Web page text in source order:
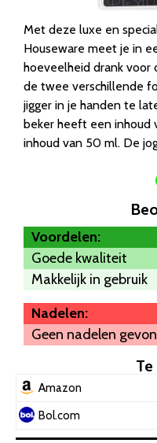
Met deze luxe en
Houseware meet je in
hoeveelheid drank voor
de twee verschillende
jigger in je handen te
beker heeft een inhoud
inhoud van 50 ml. De
Voordelen:
Goede kwaliteit
Makkelijk in gebruik
Nadelen:
Geen nadelen
Amazon
Bol.com